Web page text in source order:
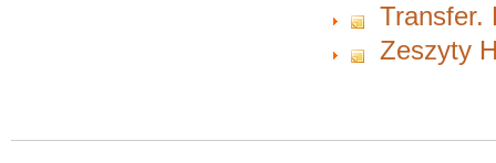
Transfer.
Zeszyty